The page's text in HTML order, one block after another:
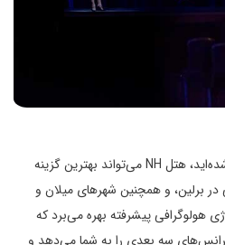
اگر از محل و کسب‌وکار خود دور شده‌اید، هتل NH می‌تواند بهترین گزینه
برلین، و همچنین شهرهای میلان و
هولوگرافی پیشرفته بهره می‌برد که
سه بعدی را به شما می‌دهد و